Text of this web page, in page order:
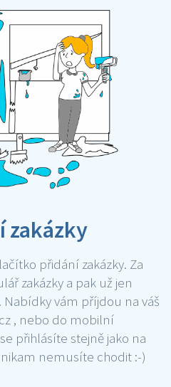
zakázky
přidání zakázky. Za
zakázky a pak už jen
vám příjdou na váš
, nebo do mobilní
přihlásíte stejně jako na
nemusíte chodit :-)